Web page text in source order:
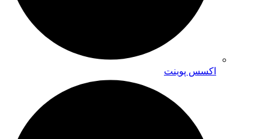
اکسس پوینت